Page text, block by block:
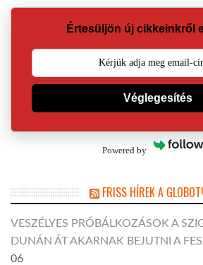
Értesüljön új cikkeinkről
Véglegesítés
Powered by
FRISS HÍREK A
VESZÉLYES PRÓBÁLKOZÁSOK A
DUNÁN ÁT AKARNAK BEJUTNI A
06